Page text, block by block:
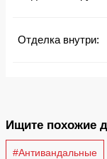
Отделка внутри:
Ищите похожие
#Антивандальные